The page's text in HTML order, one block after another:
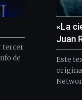
tercer
de
«La
Juan
Este